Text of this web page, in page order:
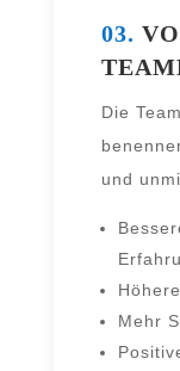
03.
Die
und
Mehr